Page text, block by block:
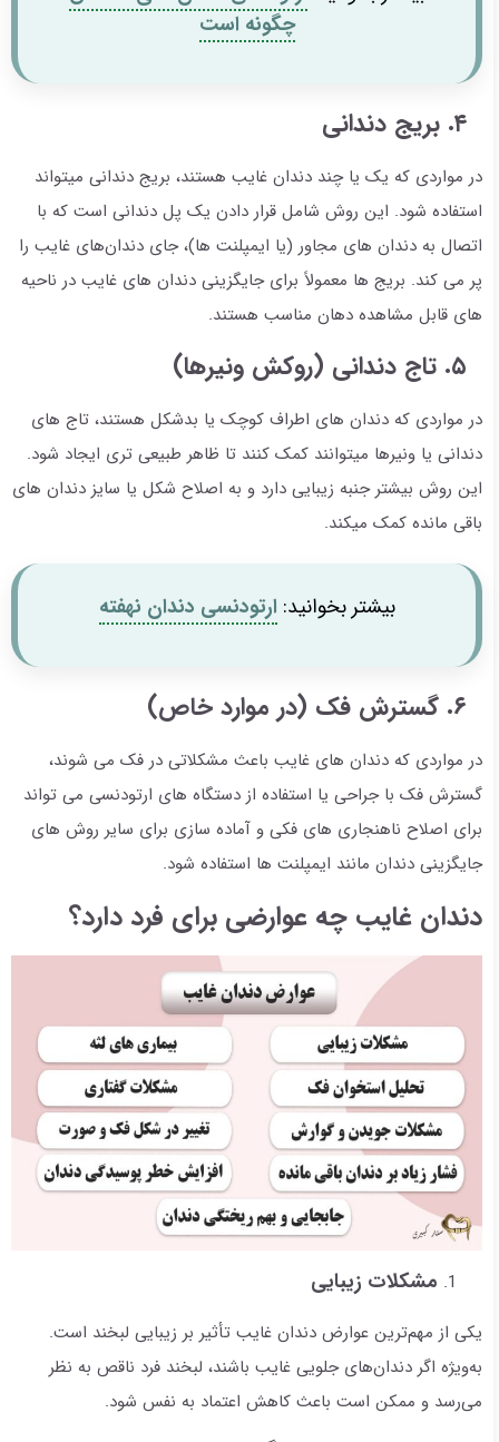
چگونه است
در مواردی که یک یا چند دندان غایب هستند، بریج دندانی میتواند
استفاده شود. این روش شامل قرار دادن یک پل دندانی است که با
اتصال به دندان های مجاور (یا ایمپلنت ها)، جای دندان‌های غایب را
پر می کند. بریج ها معمولاً برای جایگزینی دندان های غایب در ناحیه
های قابل مشاهده دهان مناسب هستند.
در مواردی که دندان های اطراف کوچک یا بدشکل هستند، تاج های
دندانی یا ونیرها میتوانند کمک کنند تا ظاهر طبیعی تری ایجاد شود.
این روش بیشتر جنبه زیبایی دارد و به اصلاح شکل یا سایز دندان های
باقی مانده کمک میکند.
بیشتر بخوانید: ارتودنسی دندان نهفته
در مواردی که دندان های غایب باعث مشکلاتی در فک می شوند،
گسترش فک با جراحی یا استفاده از دستگاه های ارتودنسی می تواند
برای اصلاح ناهنجاری های فکی و آماده سازی برای سایر روش های
جایگزینی دندان مانند ایمپلنت ها استفاده شود.
دندان غایب چه عوارضی برای فرد دارد؟
مشکلات زیبایی
یکی از مهم‌ترین عوارض دندان غایب تأثیر بر زیبایی لبخند است.
به‌ویژه اگر دندان‌های جلویی غایب باشند، لبخند فرد ناقص به نظر
می‌رسد و ممکن است باعث کاهش اعتماد به نفس شود.